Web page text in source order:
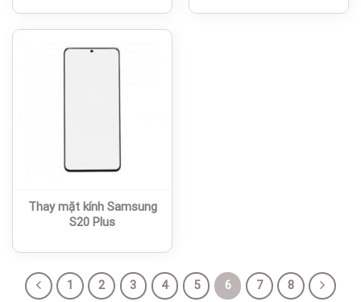
Thay mặt kính Samsung
S20 Plus
1 2 3 4 5 6 7 8